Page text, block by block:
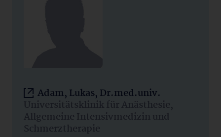
Adam, Lukas, Dr.med.univ.
Universitätsklinik für Anästhesie,
Allgemeine Intensivmedizin und
Schmerztherapie